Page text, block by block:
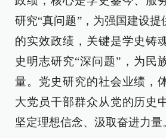
研究“真问题”，为强国建设提
的实效政绩，关键是学史铸
史明志研究“深问题”，为民
量。党史研究的社会业绩，
大党员干部群众从党的历史
坚定理想信念、汲取奋进力量